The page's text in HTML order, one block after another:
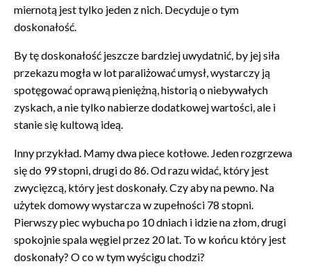
miernotą jest tylko jeden z nich. Decyduje o tym
doskonałość.
By tę doskonałość jeszcze bardziej uwydatnić, by jej siła
przekazu mogła w lot paraliżować umysł, wystarczy ją
spotęgować oprawą pieniężną, historią o niebywałych
zyskach, a nie tylko nabierze dodatkowej wartości, ale i
stanie się kultową ideą.
Inny przykład. Mamy dwa piece kotłowe. Jeden rozgrzewa
się do 99 stopni, drugi do 86. Od razu widać, który jest
zwycięzcą, który jest doskonały. Czy aby na pewno. Na
użytek domowy wystarcza w zupełności 78 stopni.
Pierwszy piec wybucha po 10 dniach i idzie na złom, drugi
spokojnie spala węgiel przez 20 lat. To w końcu który jest
doskonały? O co w tym wyścigu chodzi?